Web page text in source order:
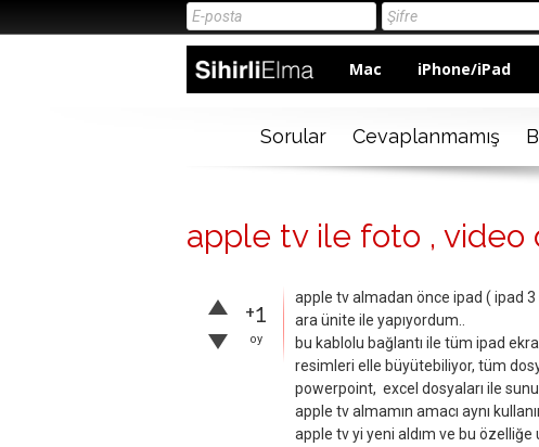
Mac iPhone/iPad
Sorular Cevaplanmamış
apple tv ile foto , video
+1
oy
apple tv almadan önce ipad ( ipad 3
ara ünite ile yapıyordum..
bu kablolu bağlantı ile tüm ipad
resimleri elle büyütebiliyor, tüm
powerpoint, excel dosyaları ile
apple tv almamın amacı aynı
apple tv yi yeni aldım ve bu özelliğe